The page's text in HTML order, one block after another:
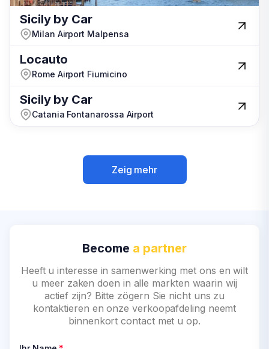
Sicily by Car
Milan Airport Malpensa
Locauto
Rome Airport Fiumicino
Sicily by Car
Catania Fontanarossa Airport
Zeig mehr
Sicily by Car
Milan Airport Malpensa
Locauto
Rome Airport Fiumicino
Sicily by Car
Catania Fontanarossa Airport
Zeig mehr
Become a partner
Heeft u interesse in samenwerking met ons en wilt
u meer zaken doen in alle markten waarin wij
actief zijn? Bitte zögern Sie nicht uns zu
kontaktieren en onze verkoopafdeling neemt
binnenkort contact met u op.